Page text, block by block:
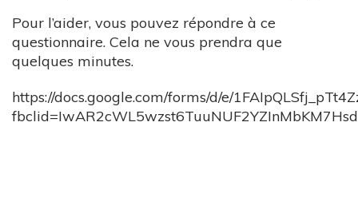
Pour l’aider, vous pouvez répondre à ce
questionnaire. Cela ne vous prendra que
quelques minutes.
https://docs.google.com/forms/d/e/